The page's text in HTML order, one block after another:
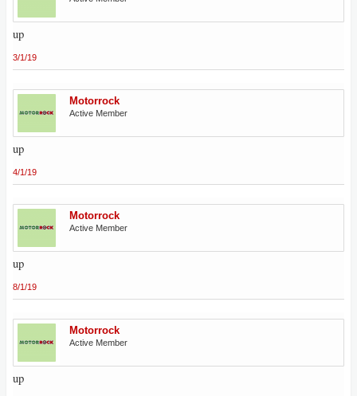
up
3/1/19
Motorrock
Active Member
up
4/1/19
Motorrock
Active Member
up
8/1/19
Motorrock
Active Member
up